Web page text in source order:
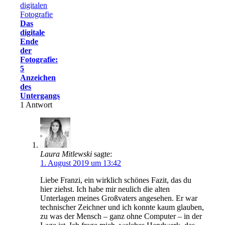
Das
digitale
Ende
der
Fotografie:
5
Anzeichen
des
Untergangs
1 Antwort
Laura Mitlewski sagte:
1. August 2019 um 13:42
Liebe Franzi, ein wirklich schönes Fazit, das du
hier ziehst. Ich habe mir neulich die alten
Unterlagen meines Großvaters angesehen. Er war
technischer Zeichner und ich konnte kaum glauben,
zu was der Mensch – ganz ohne Computer – in der